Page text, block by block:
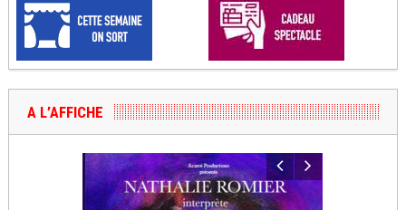
A L’AFFICHE